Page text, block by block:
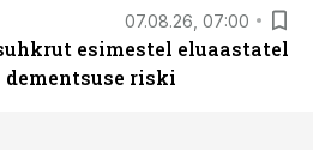
07.08.26, 07:00
esimestel eluaastatel
riski